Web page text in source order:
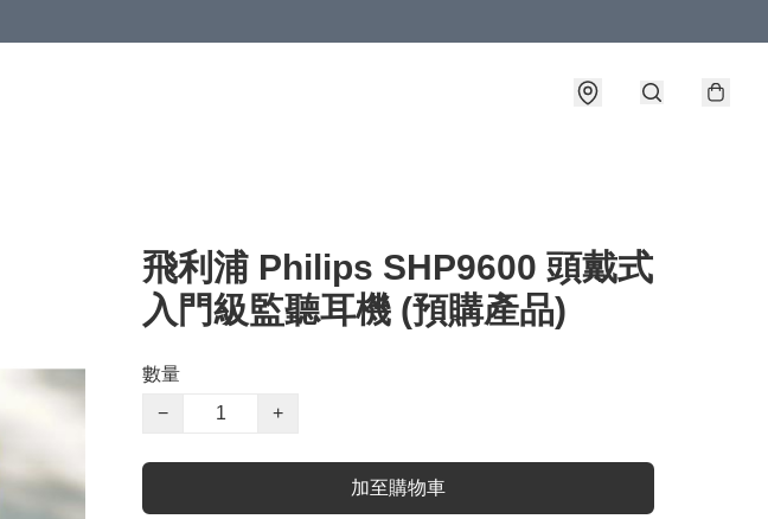
飛利浦 Philips SHP9600 頭戴式
入門級監聽耳機 (預購產品)
數量
−
+
加至購物車